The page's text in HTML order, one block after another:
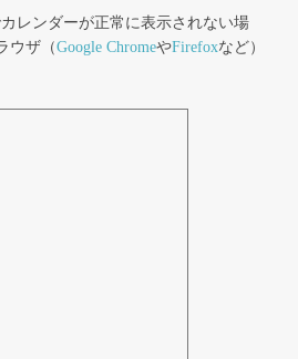
レンダーが正常に表示されない場
ウザ（Google ChromeやFirefoxなど）